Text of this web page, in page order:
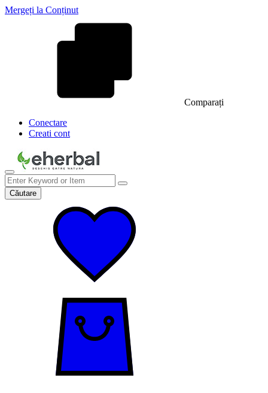
Mergeți la Conținut
Comparați
Conectare
Creati cont
Căutare